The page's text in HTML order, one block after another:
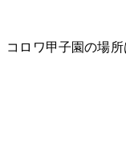
コロワ甲子園の場所